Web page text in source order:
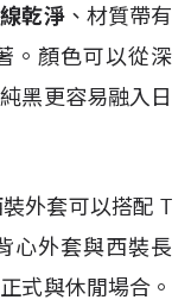
乾淨、材質帶有
。顏色可以從深
黑更容易融入日
裝外套可以搭配 T
心外套與西裝長
式與休閒場合。